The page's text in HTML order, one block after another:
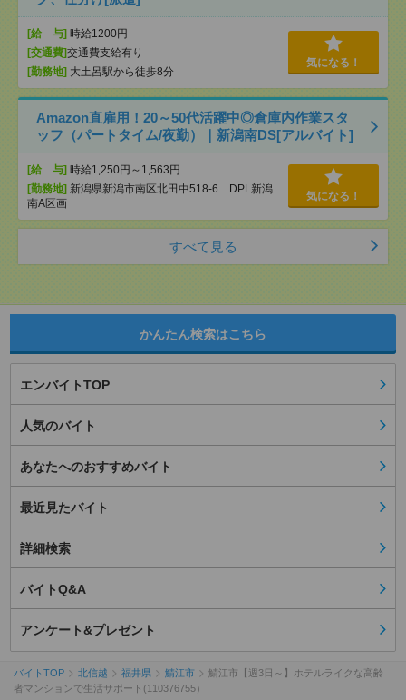
[給 与] 時給1200円
[交通費]交通費支給有り
[勤務地] 大土呂駅から徒歩8分
気になる！
Amazon直雇用！20～50代活躍中◎倉庫内作業スタ
ッフ（パートタイム/夜勤）｜新潟南DS[アルバイト]
[給 与] 時給1,250円～1,563円
[勤務地] 新潟県新潟市南区北田中518-6 DPL新潟
南A区画
気になる！
すべて見る
かんたん検索はこちら
エンバイトTOP
人気のバイト
あなたへのおすすめバイト
最近見たバイト
詳細検索
バイトQ&A
アンケート&プレゼント
バイトTOP 北信越 福井県 鯖江市
鯖江市【週3日～】ホテルライクな高齢
者マンションで生活サポート(110376755）